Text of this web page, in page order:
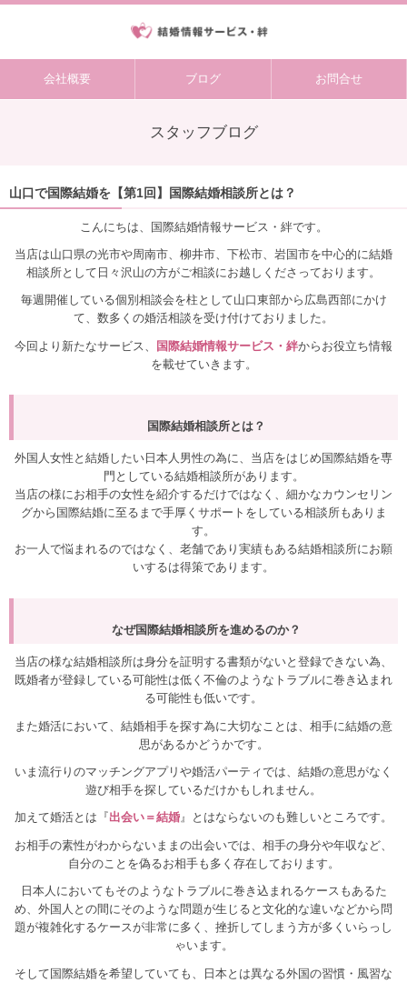
会社概要 ブログ お問合せ
スタッフブログ
山口で国際結婚を【第1回】国際結婚相談所とは？
こんにちは、国際結婚情報サービス・絆です。
当店は山口県の光市や周南市、柳井市、下松市、岩国市を中心的に結婚
相談所として日々沢山の方がご相談にお越しくださっております。
毎週開催している個別相談会を柱として山口東部から広島西部にかけ
て、数多くの婚活相談を受け付けておりました。
今回より新たなサービス、 国際結婚情報サービス・絆からお役立ち情報
を載せていきます。
国際結婚相談所とは？
外国人女性と結婚したい日本人男性の為に、当店をはじめ国際結婚を専
門としている結婚相談所があります。
当店の様にお相手の女性を紹介するだけではなく、細かなカウンセリン
グから国際結婚に至るまで手厚くサポートをしている相談所もありま
す。
お一人で悩まれるのではなく、老舗であり実績もある結婚相談所にお願
いするは得策であります。
なぜ国際結婚相談所を進めるのか？
当店の様な結婚相談所は身分を証明する書類がないと登録できない為、
既婚者が登録している可能性は低く不倫のようなトラブルに巻き込まれ
る可能性も低いです。
また婚活において、結婚相手を探す為に大切なことは、相手に結婚の意
思があるかどうかです。
いま流行りのマッチングアプリや婚活パーティでは、結婚の意思がなく
遊び相手を探しているだけかもしれません。
加えて婚活とは『出会い＝結婚』とはならないのも難しいところです。
お相手の素性がわからないままの出会いでは、相手の身分や年収など、
自分のことを偽るお相手も多く存在しております。
日本人においてもそのようなトラブルに巻き込まれるケースもあるた
め、外国人との間にそのような問題が生じると文化的な違いなどから問
題が複雑化するケースが非常に多く、挫折してしまう方が多くいらっし
ゃいます。
そして国際結婚を希望していても、日本とは異なる外国の習慣・風習な